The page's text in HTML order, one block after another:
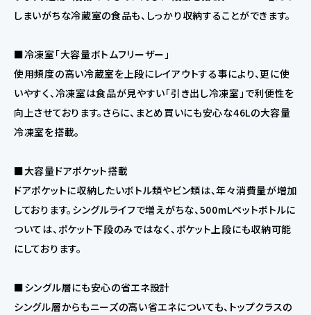
しまいがちな冷蔵室の食品も、しっかり収納することができます。
■冷凍室「大容量ボトムフリーザー」
使用頻度の高い冷蔵室を上段にレイアウトする事により、更に使
いやすく、冷凍室は食品が見やすい「引き出し冷凍室」で利便性を
向上させております。さらに、まとめ買いにも安心な46Lの大容量
冷凍室を搭載。
■大容量ドアポケット搭載
ドアポケットに収納したいボトル類やビン類は、年々消費量が増加
しております。シングルライフで増えがちな、500mLペットボトルに
ついては、ポケット下段のみではなく、ポケット上段にも収納可能
にしております。
■シングル層にも安心の省エネ設計
シングル層からもニーズの高い省エネについても、トップクラスの